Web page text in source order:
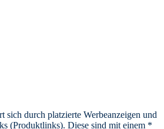
sich durch platzierte Werbeanzeigen und
(Produktlinks). Diese sind mit einem *